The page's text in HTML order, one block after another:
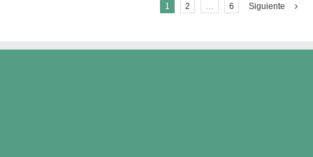
1 2 … 6 Siguiente